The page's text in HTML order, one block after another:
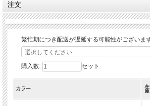
注文
繁忙期につき配送が遅延する可能性がございま
購入数: セット
カラー
在
庫